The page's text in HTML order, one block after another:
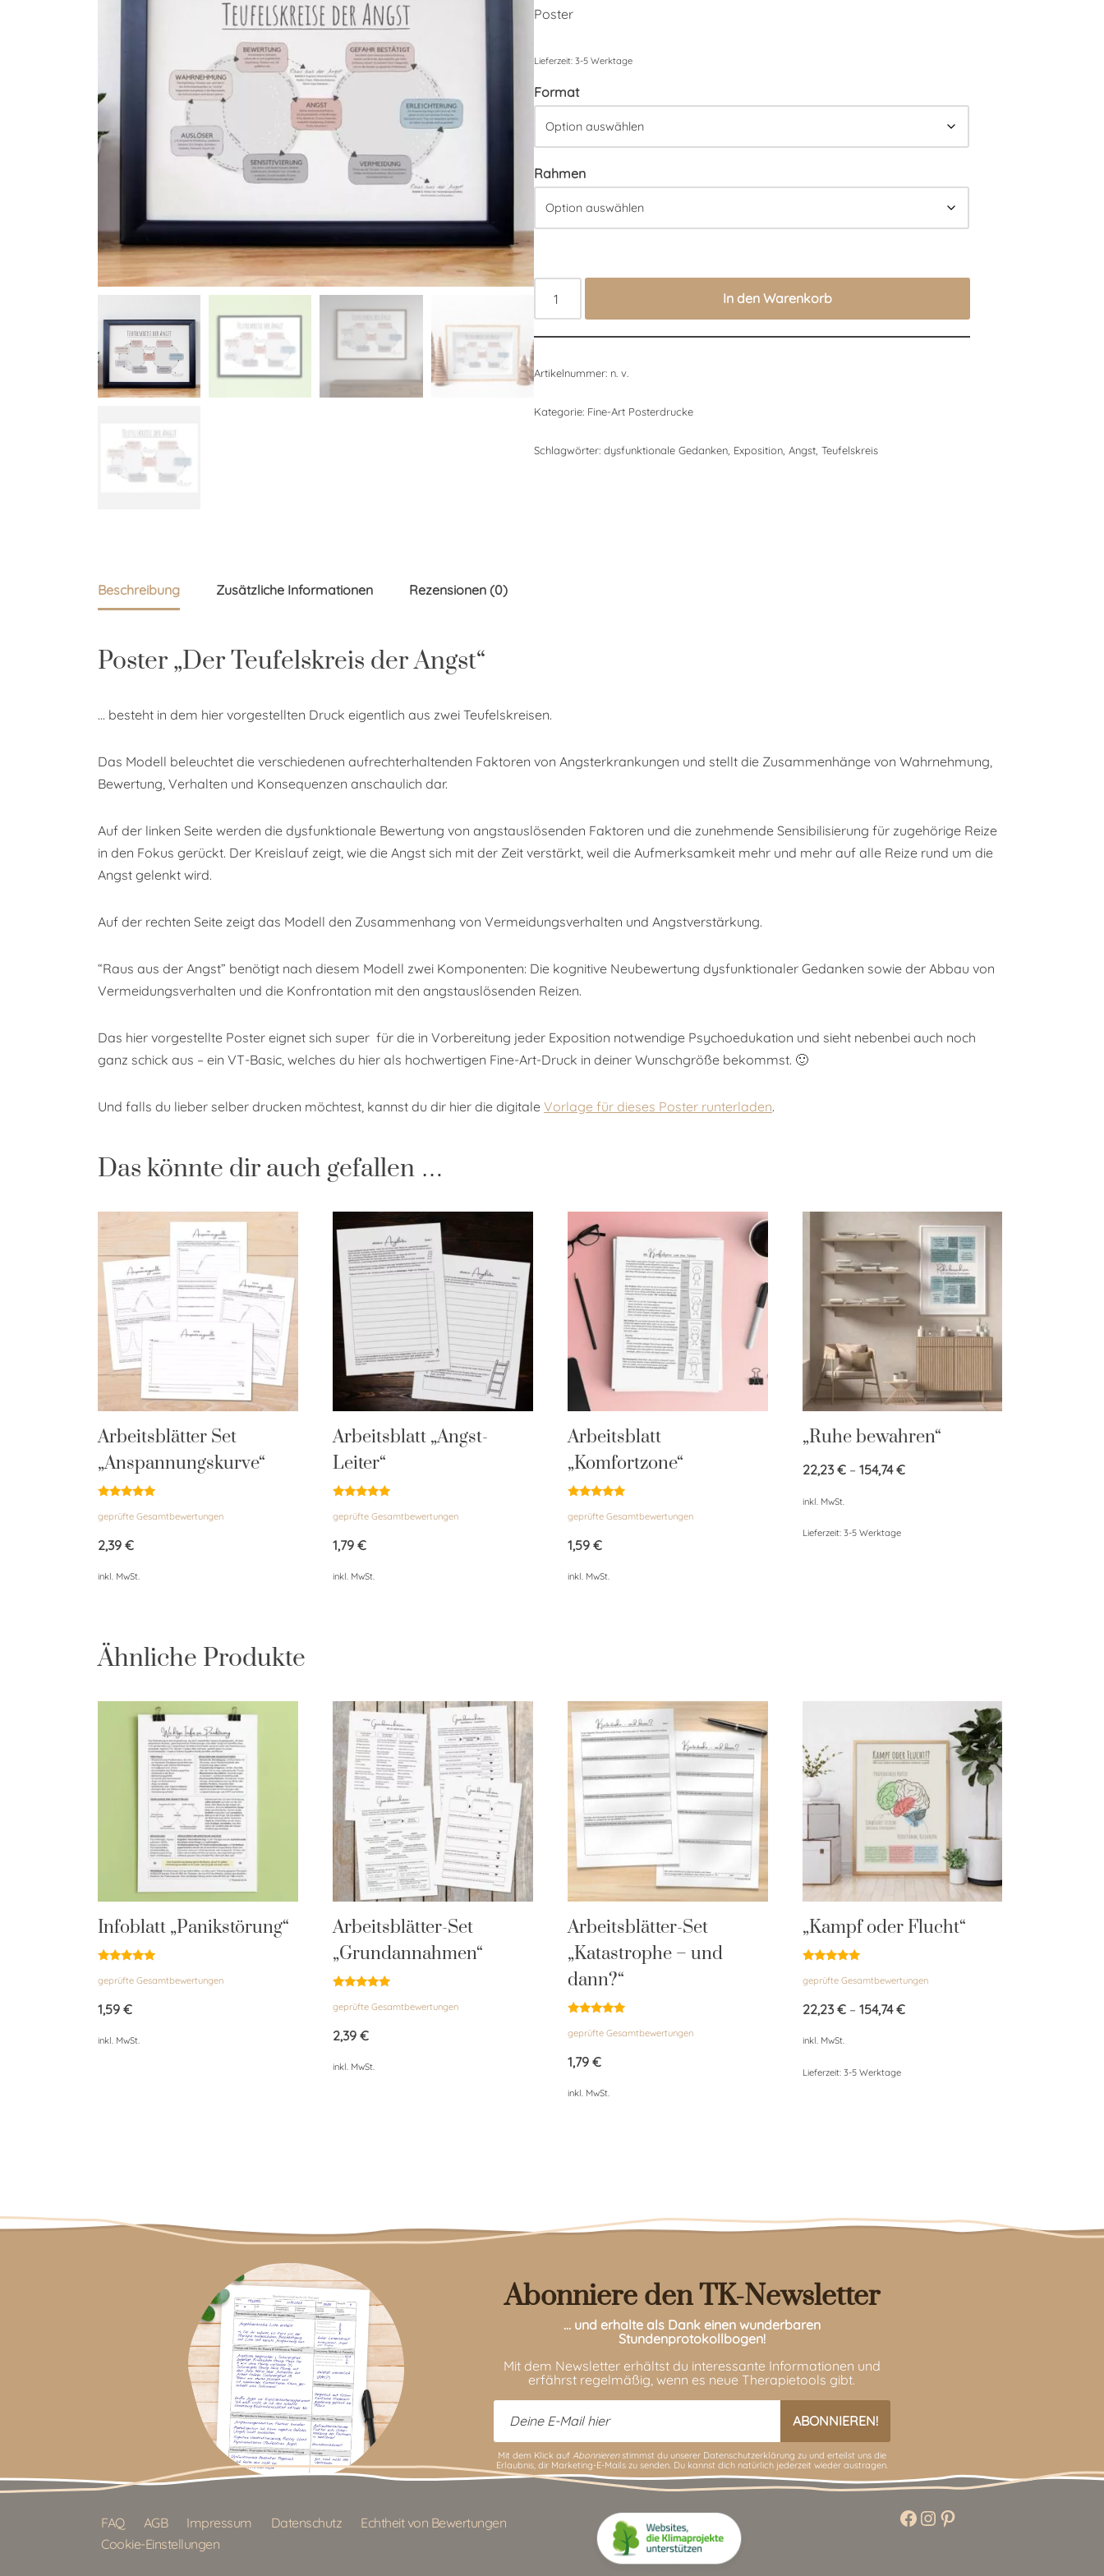
Poster
Lieferzeit: 3-5 Werktage
Format
Rahmen
In den Warenkorb
Artikelnummer: n. v.
Kategorie: Fine-Art Posterdrucke
Schlagwörter: dysfunktionale Gedanken, Exposition, Angst, Teufelskreis
Beschreibung Zusätzliche Informationen Rezensionen (0)
Poster „Der Teufelskreis der Angst“
… besteht in dem hier vorgestellten Druck eigentlich aus zwei Teufelskreisen.
Das Modell beleuchtet die verschiedenen aufrechterhaltenden Faktoren von Angsterkrankungen und stellt die Zusammenhänge von Wahrnehmung,
Bewertung, Verhalten und Konsequenzen anschaulich dar.
Auf der linken Seite werden die dysfunktionale Bewertung von angstauslösenden Faktoren und die zunehmende Sensibilisierung für zugehörige Reize
in den Fokus gerückt. Der Kreislauf zeigt, wie die Angst sich mit der Zeit verstärkt, weil die Aufmerksamkeit mehr und mehr auf alle Reize rund um die
Angst gelenkt wird.
Auf der rechten Seite zeigt das Modell den Zusammenhang von Vermeidungsverhalten und Angstverstärkung.
“Raus aus der Angst” benötigt nach diesem Modell zwei Komponenten: Die kognitive Neubewertung dysfunktionaler Gedanken sowie der Abbau von
Vermeidungsverhalten und die Konfrontation mit den angstauslösenden Reizen.
Das hier vorgestellte Poster eignet sich super für die in Vorbereitung jeder Exposition notwendige Psychoedukation und sieht nebenbei auch noch
ganz schick aus – ein VT-Basic, welches du hier als hochwertigen Fine-Art-Druck in deiner Wunschgröße bekommst. 🙂
Und falls du lieber selber drucken möchtest, kannst du dir hier die digitale Vorlage für dieses Poster runterladen.
Das könnte dir auch gefallen …
Arbeitsblätter Set
„Anspannungskurve“
mit
von 5
geprüfte Gesamtbewertungen
2,39 €
inkl. MwSt.
Arbeitsblatt „Angst-
Leiter“
mit
von 5
geprüfte Gesamtbewertungen
1,79 €
inkl. MwSt.
Arbeitsblatt
„Komfortzone“
mit
von 5
geprüfte Gesamtbewertungen
1,59 €
inkl. MwSt.
„Ruhe bewahren“
22,23 €– 154,74€
inkl. MwSt.
Lieferzeit: 3-5 Werktage
Ähnliche Produkte
Infoblatt „Panikstörung“
mit
von 5
geprüfte Gesamtbewertungen
1,59 €
inkl. MwSt.
Arbeitsblätter-Set
„Grundannahmen“
mit
von 5
geprüfte Gesamtbewertungen
2,39 €
inkl. MwSt.
Arbeitsblätter-Set
„Katastrophe – und
dann?“
mit
von 5
geprüfte Gesamtbewertungen
1,79 €
inkl. MwSt.
„Kampf oder Flucht“
mit
von 5
geprüfte Gesamtbewertungen
22,23 €– 154,74€
inkl. MwSt.
Lieferzeit: 3-5 Werktage
Abonniere den TK-Newsletter
… und erhalte als Dank einen wunderbaren
Stundenprotokollbogen!
Mit dem Newsletter erhältst du interessante Informationen und
erfährst regelmäßig, wenn es neue Therapietools gibt.
Mit dem Klick auf Abonnierenstimmst du unserer Datenschutzerklärung zu und erteilst uns die
Erlaubnis, dir Marketing-E-Mails zu senden. Du kannst dich natürlich jederzeit wieder austragen.
FAQ AGB Impressum Datenschutz
Echtheit von Bewertungen
Cookie-Einstellungen